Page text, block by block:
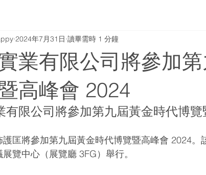
業有限公司將參加
高峰會 2024
2024年7月31日 讀畢需時 1 分鐘
有限公司將參加第九屆黃金時代博
匡將參加第九屆黃金時代博覽暨高峰會 2024。
覽中心（展覽廳 3FG）舉行。